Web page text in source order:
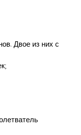
Двое из них с